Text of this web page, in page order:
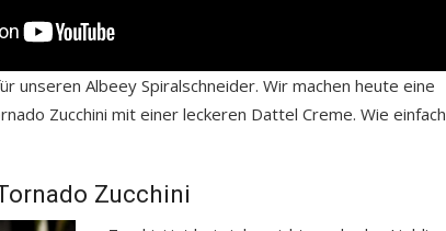
unseren Albeey Spiralschneider. Wir machen heute eine
Zucchini mit einer leckeren Dattel Creme. Wie
Zucchini